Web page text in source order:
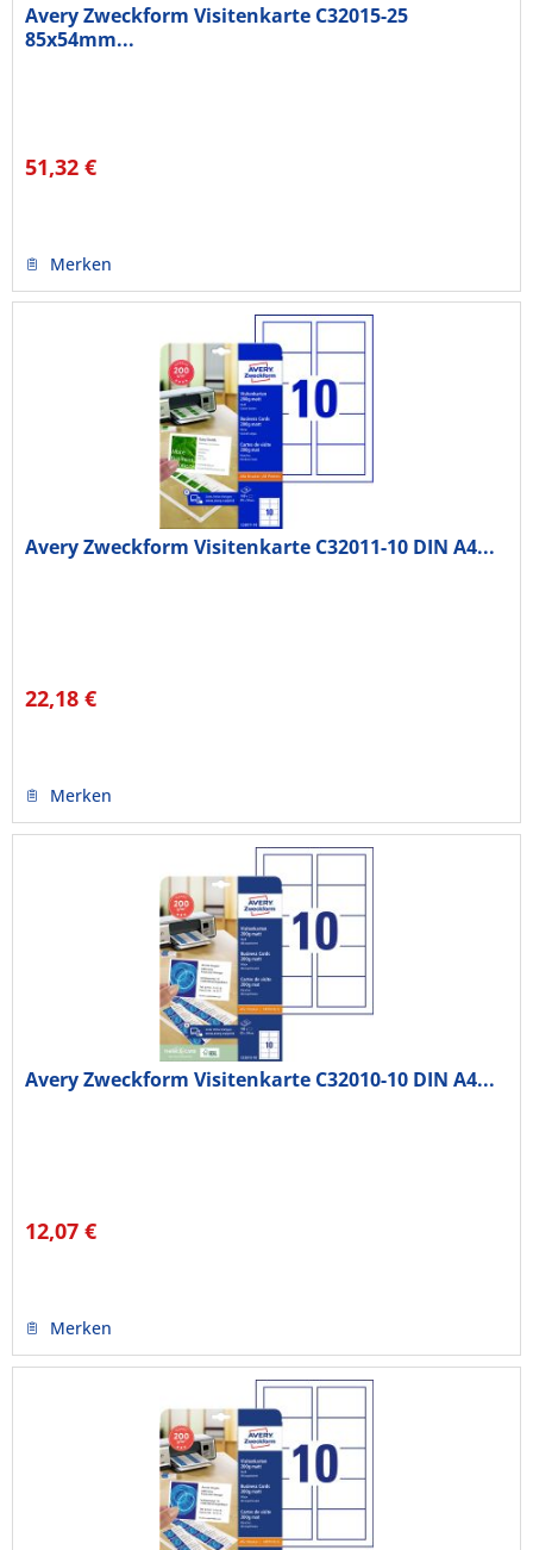
Avery Zweckform Visitenkarte C32015-25
85x54mm...
51,32 €
Merken
Avery Zweckform Visitenkarte C32011-10 DIN A4...
22,18 €
Merken
Avery Zweckform Visitenkarte C32010-10 DIN A4...
12,07 €
Merken